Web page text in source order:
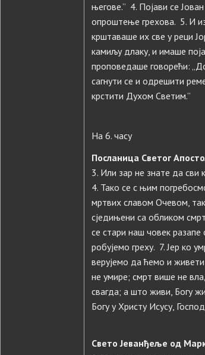
његове.” 4. Појави се
опроштење грехова. 5. И
крштаваше их све у реци
камиљу длаку, и имаше
проповедаше говорећи:
сагнути се и одрешити
крстити Духом Светим.”
На 6. часу
Посланица Светог
3. Или зар не знате да сви
4. Тако се с њим
мртвих славом Очевом,
сједињени са обликом
се стари наш човек
робујемо греху. 7. Јер ко
верујемо да ћемо и
не умире; смрт више не
свагда; а што живи, Богу
Богу у Христу Исусу,
Свето Јеванђеље од